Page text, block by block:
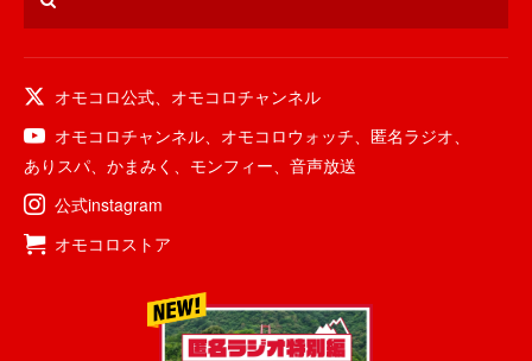
オモコロ公式
オモコロチャンネル
オモコロチャンネル
オモコロウォッチ 匿名ラジオ
ありスパ
かまみく モンフィー
音声放送
公式instagram
オモコロストア